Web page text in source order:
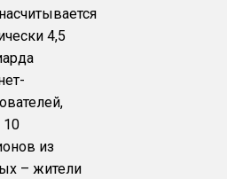
4,5
10
из
– жители